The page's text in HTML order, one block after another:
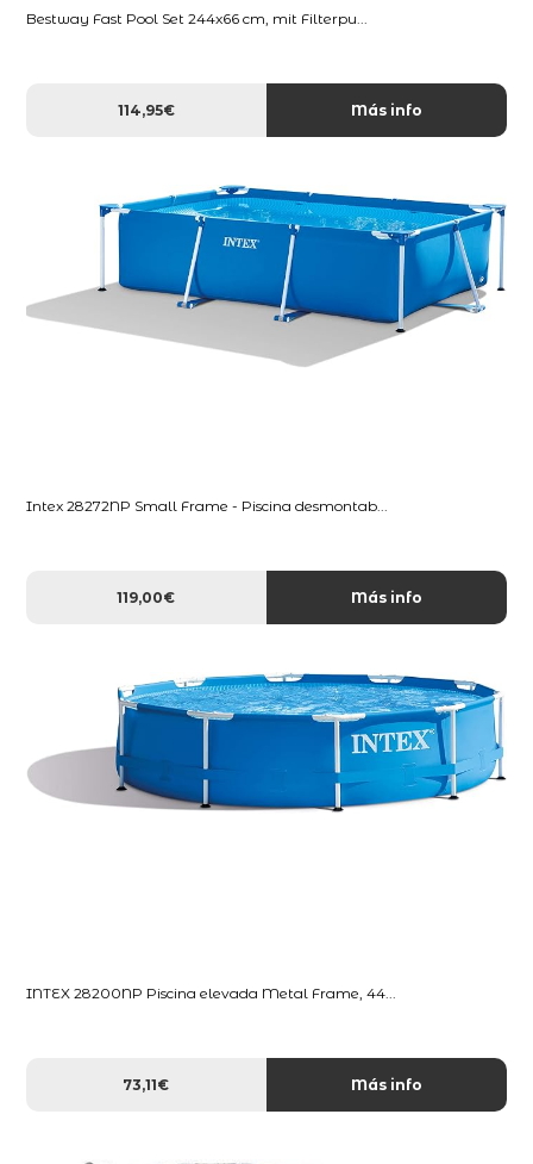
Bestway Fast Pool Set 244x66 cm, mit Filterpu...
114,95€ Más info
Intex 28272NP Small Frame - Piscina desmontab...
119,00€ Más info
INTEX 28200NP Piscina elevada Metal Frame, 44...
73,11€ Más info